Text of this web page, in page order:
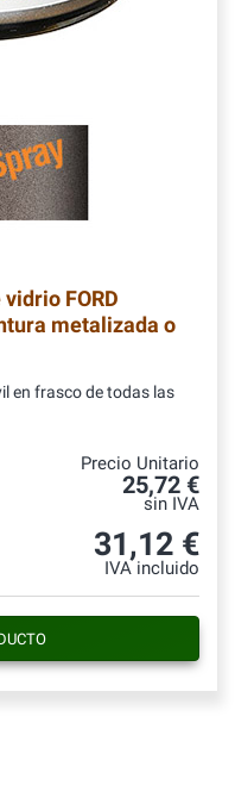
FORD
metalizada o
en frasco de todas las
Precio Unitario
25,72 €
sin IVA
31,12 €
IVA incluido